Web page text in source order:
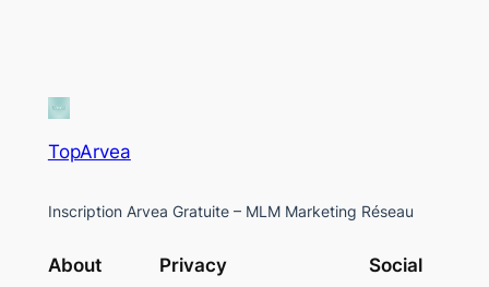
TopArvea
Inscription Arvea Gratuite – MLM Marketing Réseau
About Privacy Social